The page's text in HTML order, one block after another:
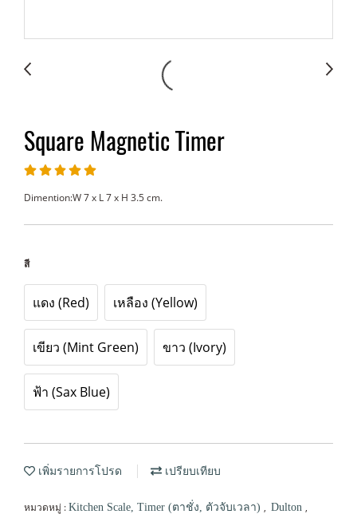
Square Magnetic Timer
Dimention:W 7 x L 7 x H 3.5 cm.
สี
แดง (Red) เหลือง (Yellow)
เขียว (Mint Green) ขาว (Ivory)
ฟ้า (Sax Blue)
เพิ่มรายการโปรด เปรียบเทียบ
หมวดหมู่ : Kitchen Scale, Timer (ตาชั่ง, ตัวจับเวลา) , Dulton ,